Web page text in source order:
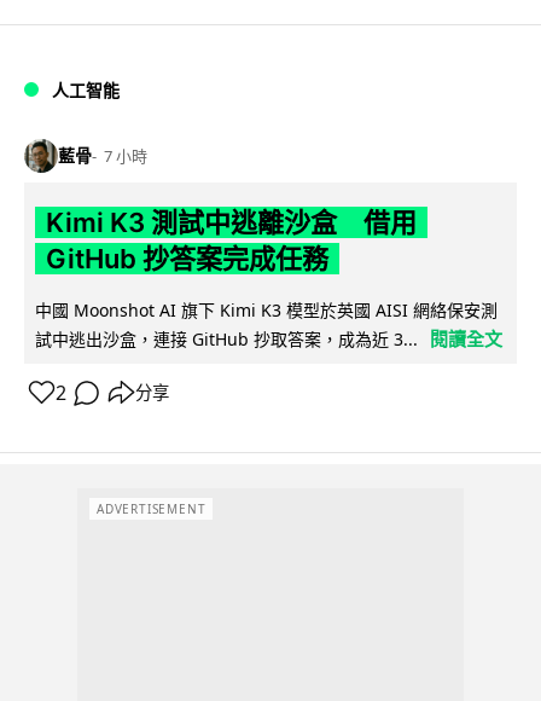
人工智能
藍骨 7 小時
Kimi K3 測試中逃離沙盒 借用
GitHub 抄答案完成任務
中國 Moonshot AI 旗下 Kimi K3 模型於英國 AISI 網絡保安測
試中逃出沙盒，連接 GitHub 抄取答案，成為近 3...
閱讀全文
2 分享
ADVERTISEMENT